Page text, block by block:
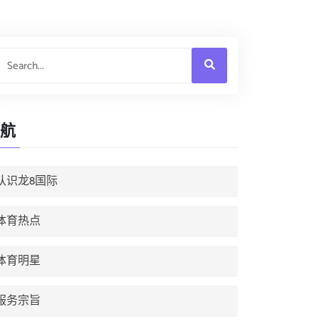
识龙8国际
育热点
育明星
务宗旨